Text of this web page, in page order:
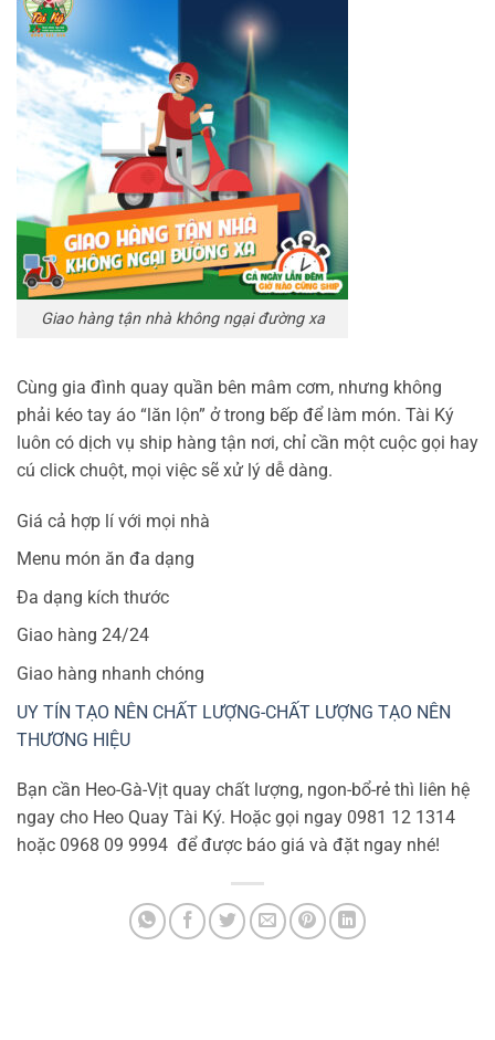
Giao hàng tận nhà không ngại đường xa
Cùng gia đình quay quần bên mâm cơm, nhưng không
phải kéo tay áo “lăn lộn” ở trong bếp để làm món. Tài Ký
luôn có dịch vụ ship hàng tận nơi, chỉ cần một cuộc gọi hay
cú click chuột, mọi việc sẽ xử lý dễ dàng.
Giá cả hợp lí với mọi nhà
Menu món ăn đa dạng
Đa dạng kích thước
Giao hàng 24/24
Giao hàng nhanh chóng
UY TÍN TẠO NÊN CHẤT LƯỢNG-CHẤT LƯỢNG TẠO NÊN
THƯƠNG HIỆU
Bạn cần Heo-Gà-Vịt quay chất lượng, ngon-bổ-rẻ thì liên hệ
ngay cho Heo Quay Tài Ký. Hoặc gọi ngay 0981 12 1314
hoặc 0968 09 9994 để được báo giá và đặt ngay nhé!